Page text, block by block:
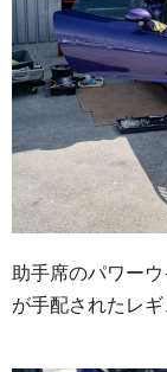
助手席のパワー
が手配されたレ